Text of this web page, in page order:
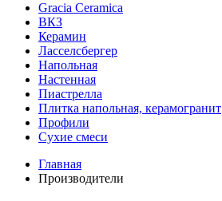
Gracia Ceramica
ВКЗ
Керамин
Ласселсбергер
Напольная
Настенная
Пиастрелла
Плитка напольная, керамогранит
Профили
Сухие смеси
Главная
Производители